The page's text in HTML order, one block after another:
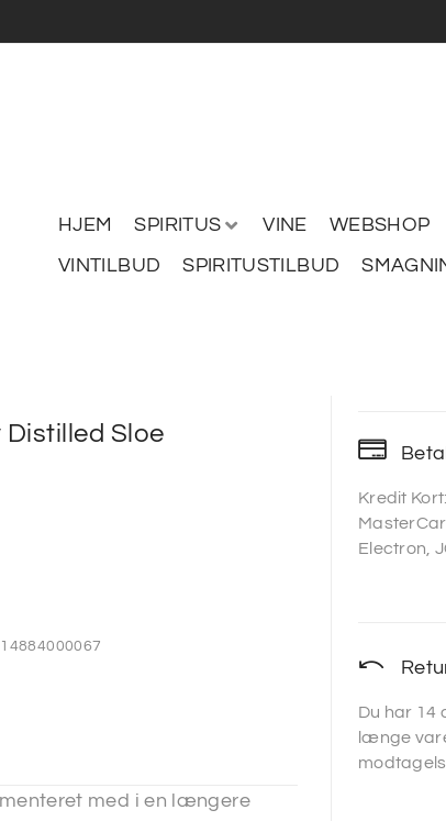
HJEM SPIRITUS VINE WEBSHOP
VINTILBUD
SPIRITUSTILBUD
Sloe
med i en længere
Kredit
Electron,
Du har 14
længe